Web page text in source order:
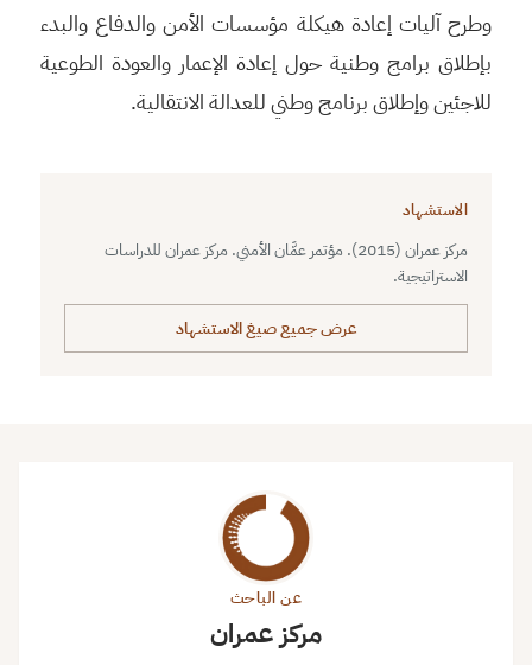
وطرح آليات إعادة هيكلة مؤسسات الأمن والدفاع والبدء
بإطلاق برامج وطنية حول إعادة الإعمار والعودة الطوعية
للاجئين وإطلاق برنامج وطني للعدالة الانتقالية.
الاستشهاد
مركز عمران (2015). مؤتمر عمَّان الأمني. مركز عمران للدراسات
الاستراتيجية.
عرض جميع صيغ الاستشهاد
عن الباحث
مركز عمران